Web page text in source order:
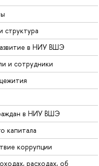
структура
в НИУ ВШЭ
и сотрудники
в НИУ ВШЭ
капитала
коррупции
расходах, об